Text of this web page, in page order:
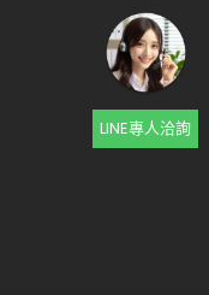
LINE專人洽詢